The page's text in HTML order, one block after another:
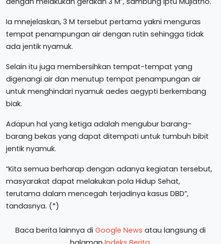
Ia mnejelaskan, 3 M tersebut pertama yakni menguras
tempat penampungan air dengan rutin sehingga tidak
ada jentik nyamuk.
Selain itu juga membersihkan tempat-tempat yang
digenangi air dan menutup tempat penampungan air
untuk menghindari nyamuk aedes aegypti berkembang
biak.
Adapun hal yang ketiga adalah mengubur barang-
barang bekas yang dapat ditempati untuk tumbuh bibit
jentik nyamuk.
“Kita semua berharap dengan adanya kegiatan tersebut,
masyarakat dapat melakukan pola Hidup Sehat,
terutama dalam mencegah terjadinya kasus DBD”,
tandasnya. (*)
Baca berita lainnya di Google News atau langsung di